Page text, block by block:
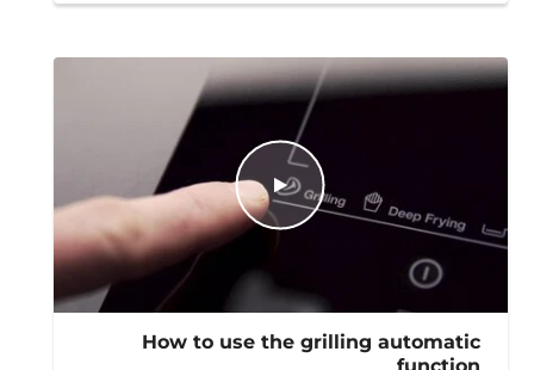
How to use the grilling automatic